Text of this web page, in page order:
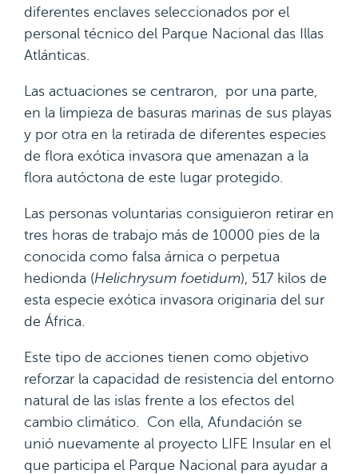
diferentes enclaves seleccionados por el
personal técnico del Parque Nacional das Illas
Atlánticas.
Las actuaciones se centraron, por una parte,
en la limpieza de basuras marinas de sus playas
y por otra en la retirada de diferentes especies
de flora exótica invasora que amenazan a la
flora autóctona de este lugar protegido.
Las personas voluntarias consiguieron retirar en
tres horas de trabajo más de 10000 pies de la
conocida como falsa árnica o perpetua
hedionda (Helichrysum foetidum), 517 kilos de
esta especie exótica invasora originaria del sur
de África.
Este tipo de acciones tienen como objetivo
reforzar la capacidad de resistencia del entorno
natural de las islas frente a los efectos del
cambio climático. Con ella, Afundación se
unió nuevamente al proyecto LIFE Insular en el
que participa el Parque Nacional para ayudar a